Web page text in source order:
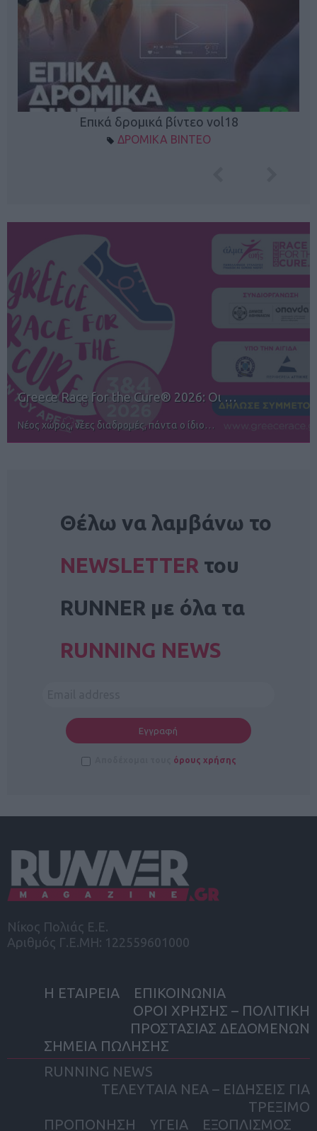
Επικά δρομικά βίντεο vol18
ΔΡΟΜΙΚΑ ΒΙΝΤΕΟ
… 12ος TUI Rhodes Marathon:
Αγώνες για όλους στην Ρόδο
Θέλω να λαμβάνω το
NEWSLETTER του
RUNNER με όλα τα
RUNNING NEWS
όρους χρήσης
Νίκος Πολιάς Ε.Ε.
Αριθμός Γ.Ε.ΜΗ: 122559601000
Η ΕΤΑΙΡΕΙΑ
ΕΠΙΚΟΙΝΩΝΙΑ
ΟΡΟΙ ΧΡΗΣΗΣ – ΠΟΛΙΤΙΚΗ
ΠΡΟΣΤΑΣΙΑΣ ΔΕΔΟΜΕΝΩΝ
ΣΗΜΕΙΑ ΠΩΛΗΣΗΣ
RUNNING NEWS
ΤΕΛΕΥΤΑΙΑ ΝΕΑ – ΕΙΔΗΣΕΙΣ ΓΙΑ
ΤΡΕΞΙΜΟ
ΠΡΟΠΟΝΗΣΗ
ΥΓΕΙΑ ΕΞΟΠΛΙΣΜΟΣ